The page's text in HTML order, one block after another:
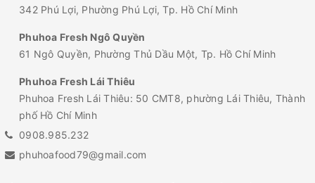
342 Phú Lợi, Phường Phú Lợi, Tp. Hồ Chí Minh
Phuhoa Fresh Ngô Quyền
61 Ngô Quyền, Phường Thủ Dầu Một, Tp. Hồ Chí Minh
Phuhoa Fresh Lái Thiêu
Phuhoa Fresh Lái Thiêu: 50 CMT8, phường Lái Thiêu, Thành
phố Hồ Chí Minh
0908.985.232
phuhoafood79@gmail.com